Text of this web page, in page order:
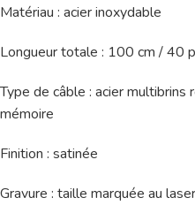
Matériau : acier inoxydable
Longueur totale : 100 cm / 40
Type de câble : acier multibrins
mémoire
Finition : satinée
Gravure : taille marquée au laser